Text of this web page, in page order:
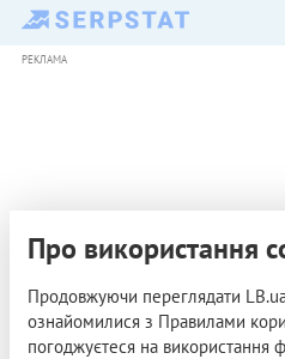
РЕКЛАМА
Про використання
Продовжуючи переглядати
ознайомилися з Правилами
погоджуєтеся на використання